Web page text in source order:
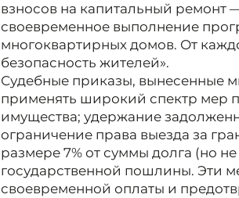
взносов на капитальный ремонт
своевременное выполнение
многоквартирных домов. От
безопасность жителей».
Судебные приказы, вынесенные
применять широкий спектр мер
имущества; удержание
ограничение права выезда за
размере 7% от суммы долга (но
государственной пошлины. Эти
своевременной оплаты и